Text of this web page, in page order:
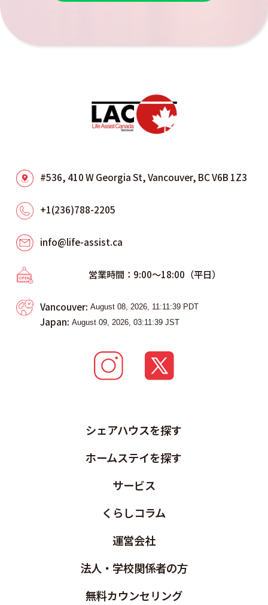
#536, 410 W Georgia St, Vancouver, BC V6B 1Z3
+1(236)788-2205
info@life-assist.ca
営業時間：9:00～18:00（平日）
Vancouver:
Japan:
シェアハウスを探す
ホームステイを探す
サービス
くらしコラム
運営会社
法人・学校関係者の方
無料カウンセリング